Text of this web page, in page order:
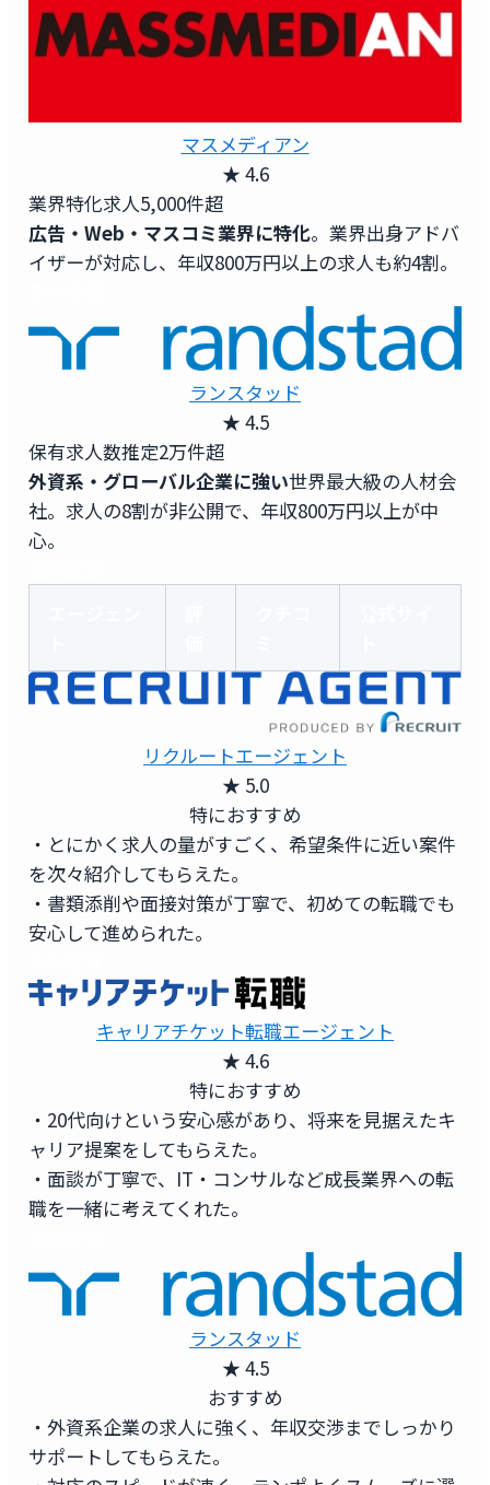
マスメディアン
★ 4.6
業界特化求人5,000件超
広告・Web・マスコミ業界に特化。業界出身アドバ
イザーが対応し、年収800万円以上の求人も約4割。
ランスタッド
★ 4.5
保有求人数推定2万件超
外資系・グローバル企業に強い世界最大級の人材会
社。求人の8割が非公開で、年収800万円以上が中
心。
リクルートエージェント
★ 5.0
特におすすめ
・とにかく求人の量がすごく、希望条件に近い案件
を次々紹介してもらえた。
・書類添削や面接対策が丁寧で、初めての転職でも
安心して進められた。
キャリアチケット転職エージェント
★ 4.6
特におすすめ
・20代向けという安心感があり、将来を見据えたキ
ャリア提案をしてもらえた。
・面談が丁寧で、IT・コンサルなど成長業界への転
職を一緒に考えてくれた。
ランスタッド
★ 4.5
おすすめ
・外資系企業の求人に強く、年収交渉までしっかり
サポートしてもらえた。